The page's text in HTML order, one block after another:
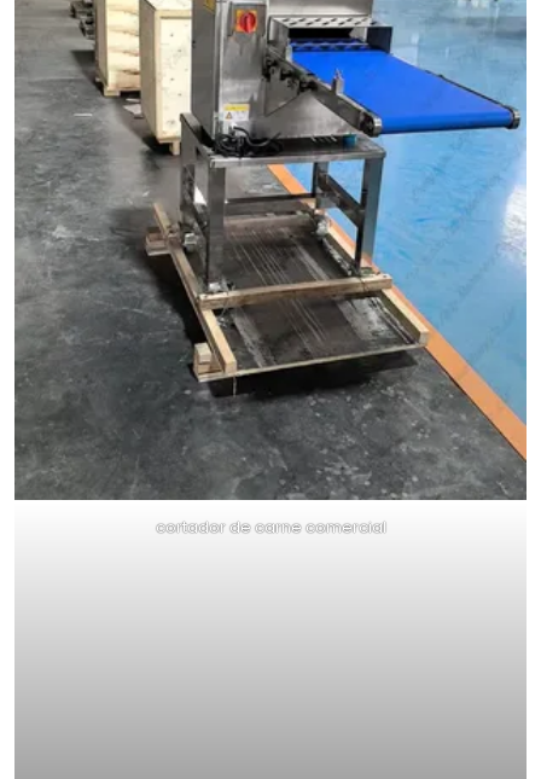
cortador de carne comercial